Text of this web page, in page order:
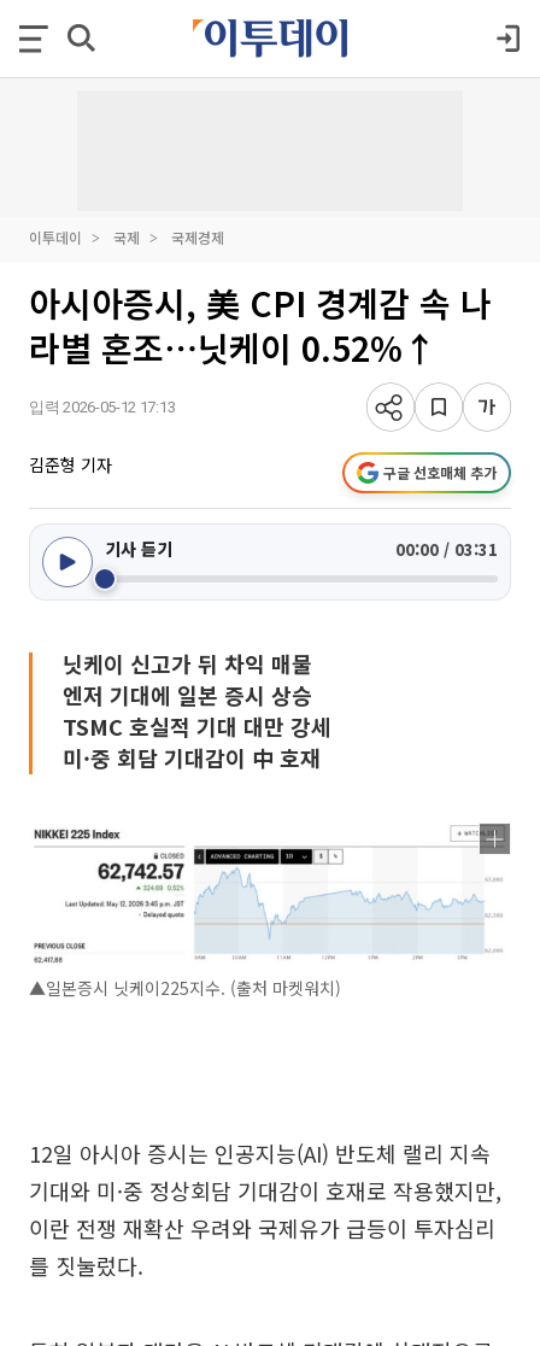
이투데이 국제 국제경제
아시아증시, 美 CPI 경계감 속 나
라별 혼조⋯닛케이 0.52%↑
입력 2026-05-12 17:13
김준형 기자 구글 선호매체 추가
기사 듣기 00:00 / 03:31
닛케이 신고가 뒤 차익 매물
엔저 기대에 일본 증시 상승
TSMC 호실적 기대 대만 강세
미·중 회담 기대감이 中 호재
▲일본증시 닛케이225지수. (출처 마켓워치)
12일 아시아 증시는 인공지능(AI) 반도체 랠리 지속
기대와 미·중 정상회담 기대감이 호재로 작용했지만,
이란 전쟁 재확산 우려와 국제유가 급등이 투자심리
를 짓눌렀다.